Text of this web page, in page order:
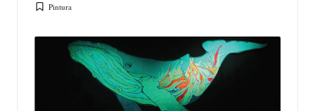
Publicada
Pintura